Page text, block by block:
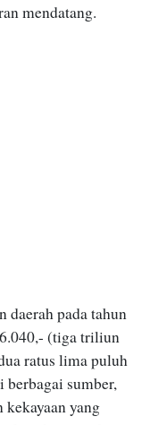
mendatang.
daerah pada tahun
(tiga triliun
ratus lima puluh
sumber,
yang